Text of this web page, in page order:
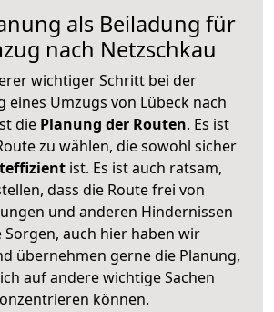
als Beiladung für
nach Netzschkau
wichtiger Schritt bei der
eines Umzugs von Lübeck nach
die Planung der Routen. Es ist
zu wählen, die sowohl sicher
ist. Es ist auch ratsam,
dass die Route frei von
und anderen Hindernissen
Sorgen, auch hier haben wir
übernehmen gerne die Planung,
auf andere wichtige Sachen
können.